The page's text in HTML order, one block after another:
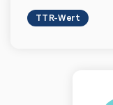
TTR-Wert